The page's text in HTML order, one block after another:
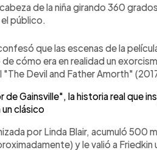
de la niña girando 360
público.
que las escenas de la
cómo era en realidad un
Devil and Father Amorth"
Gainsville", la historia real que
clásico
por Linda Blair, acumuló 500
y le valió a Friedkin